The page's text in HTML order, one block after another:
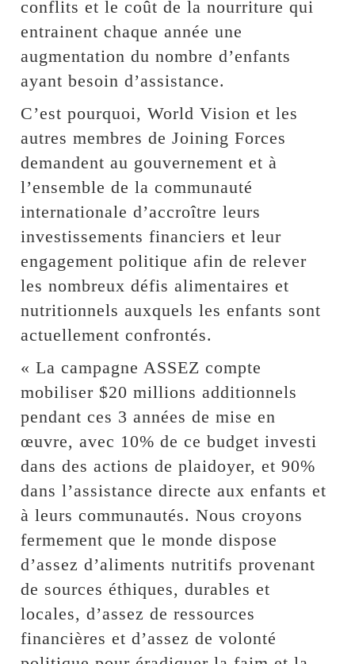
conflits et le coût de la nourriture qui
entrainent chaque année une
augmentation du nombre d’enfants
ayant besoin d’assistance.
C’est pourquoi, World Vision et les
autres membres de Joining Forces
demandent au gouvernement et à
l’ensemble de la communauté
internationale d’accroître leurs
investissements financiers et leur
engagement politique afin de relever
les nombreux défis alimentaires et
nutritionnels auxquels les enfants sont
actuellement confrontés.
« La campagne ASSEZ compte
mobiliser $20 millions additionnels
pendant ces 3 années de mise en
œuvre, avec 10% de ce budget investi
dans des actions de plaidoyer, et 90%
dans l’assistance directe aux enfants et
à leurs communautés. Nous croyons
fermement que le monde dispose
d’assez d’aliments nutritifs provenant
de sources éthiques, durables et
locales, d’assez de ressources
financières et d’assez de volonté